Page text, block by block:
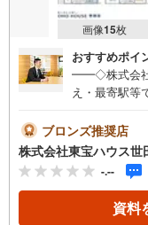
画像15枚
おすすめポイ
━━◇株式会
え・最寄駅等
をいたします
のご予約も承
前に鍵の手配
をいただける
もお気軽に
ライフシミ
ブロンズ推奨店
株式会社東宝ハウス世
-.--
資料